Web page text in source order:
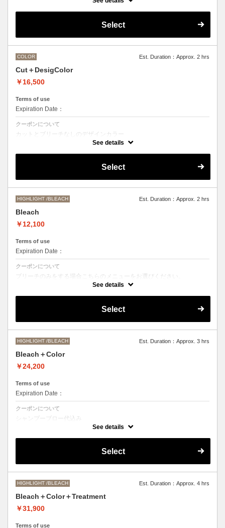
イクロバブルシャンプー込み
の方は別のメニューをご選択ください。
●髪の長さにより別途ロング料金を頂戴いたします。
Select
COLOR Est. Duration：Approx. 2 hrs
Cut＋DesigColor
￥16,500
Terms of use
Expiration Date：
クーポンについて
カットとブリーチなしのデザインカラー
デザインによって施術時間、お値段前後する場合がございます。
M ¥＋1100 L¥＋1650 LL¥＋2200
See details
Select
HIGHLIGHT /BLEACH Est. Duration：Approx. 2 hrs
Bleach
￥12,100
Terms of use
Expiration Date：
クーポンについて
ブリーチのみをする場合こちらのメニューをお選びください。
別途シャンプーブロー代￥3300 頂戴いたします。
●ご希望の色やデザインによっては１度のブリーチでは表現できない場
●髪の長さにより別途ロング料金を頂戴いたします。
See details
Select
HIGHLIGHT /BLEACH Est. Duration：Approx. 3 hrs
Bleach＋Color
￥24,200
Terms of use
Expiration Date：
クーポンについて
シャンプーブロー代込み
ブリーチオンカラーをご希望の方はこちらを選択くださいませ。
●ご希望の色やカラー履歴、デザインによっては一度のブリーチでは表
M ¥＋1100 L¥＋1650 LL¥＋2200
See details
Select
HIGHLIGHT /BLEACH Est. Duration：Approx. 4 hrs
Bleach＋Color＋Treatment
￥31,900
Terms of use